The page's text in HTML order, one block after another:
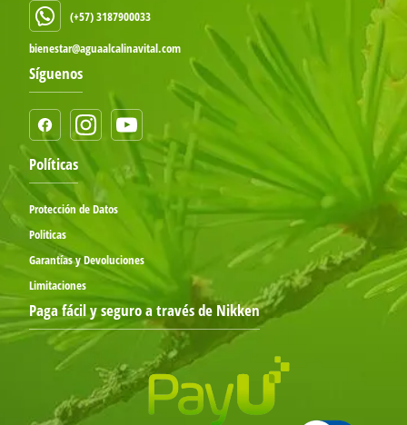
(+57) 3187900033
bienestar@aguaalcalinavital.com
Síguenos
Políticas
Protección de Datos
Politicas
Garantías y Devoluciones
Limitaciones
Paga fácil y seguro a través de Nikken